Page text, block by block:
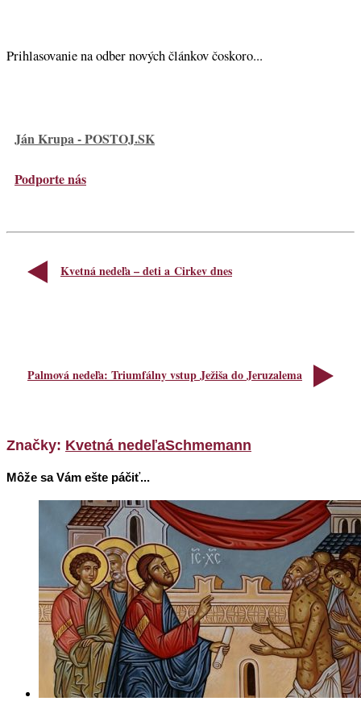
Prihlasovanie na odber nových článkov čoskoro...
Ján Krupa - POSTOJ.SK
Podporte nás
Kvetná nedeľa – deti a Cirkev dnes
Palmová nedeľa: Triumfálny vstup Ježiša do Jeruzalema
Značky: Kvetná nedeľaSchmemann
Môže sa Vám ešte páčiť...